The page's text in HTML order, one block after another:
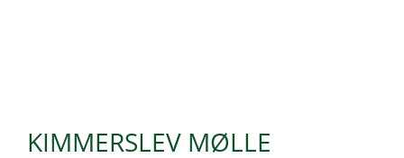
KIMMERSLEV MØLLE